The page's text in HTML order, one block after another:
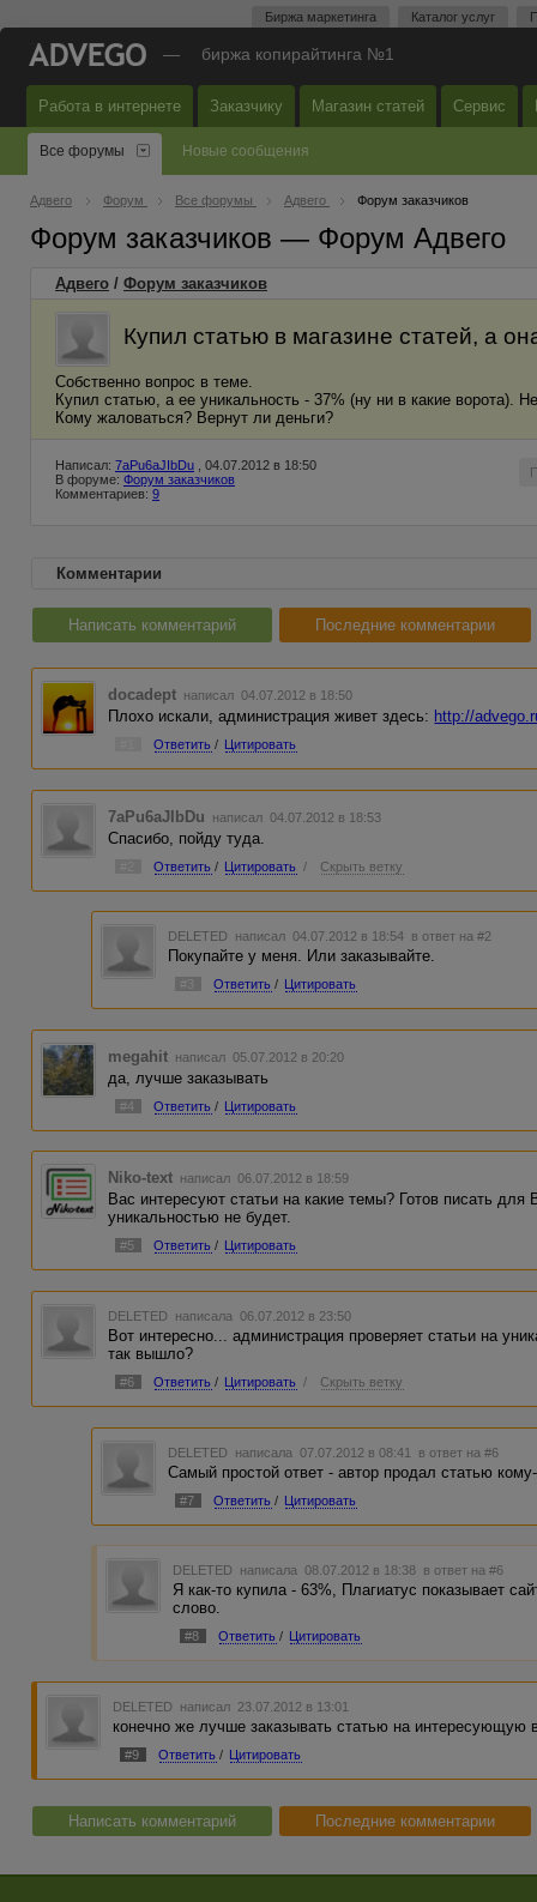
Биржа маркетинга Каталог услуг
— биржа копирайтинга №1
Работа в интернете Заказчику Магазин статей Сервис
Все форумы Новые сообщения
Адвего Форум Все форумы Адвего Форум заказчиков
Форум заказчиков — Форум Адвего
Адвего / Форум заказчиков
Купил статью в магазине статей, а
Собственно вопрос в теме.
Купил статью, а ее уникальность - 37% (ну ни в какие ворота).
Кому жаловаться? Вернут ли деньги?
Написал: 7aPu6aJIbDu , 04.07.2012 в 18:50
В форуме: Форум заказчиков
Комментариев: 9
Комментарии
Написать комментарий Последние комментарии
docadept написал 04.07.2012 в 18:50
Плохо искали, администрация живет здесь: http://
Ответить / Цитировать
7aPu6aJIbDu написал 04.07.2012 в 18:53
Спасибо, пойду туда.
Ответить / Цитировать / Скрыть ветку
DELETED написал 04.07.2012 в 18:54 в ответ на #2
Покупайте у меня. Или заказывайте.
#3 Ответить / Цитировать
megahit написал 05.07.2012 в 20:20
да, лучше заказывать
#4 Ответить / Цитировать
Niko-text написал 06.07.2012 в 18:59
Вас интересуют статьи на какие темы? Готов писать
уникальностью не будет.
#5 Ответить / Цитировать
DELETED написала 06.07.2012 в 23:50
Вот интересно... администрация проверяет статьи на
так вышло?
#6 Ответить / Цитировать / Скрыть ветку
DELETED написала 07.07.2012 в 08:41 в ответ на #6
Самый простой ответ - автор продал статью
#7 Ответить / Цитировать
DELETED написала 08.07.2012 в 18:38 в ответ на #6
Я как-то купила - 63%, Плагиатус показывает
слово.
#8 Ответить / Цитировать
DELETED написал 23.07.2012 в 13:01
конечно же лучше заказывать статью на интересующую
#9 Ответить / Цитировать
Написать комментарий Последние комментарии